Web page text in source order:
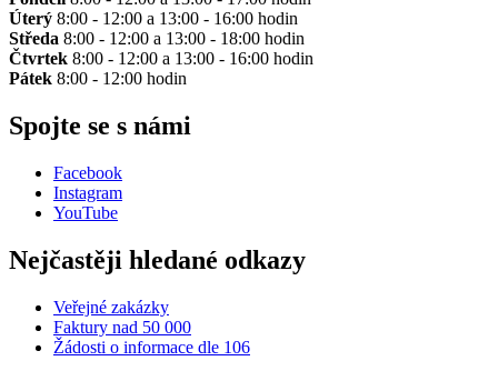
Úterý 8:00 - 12:00 a 13:00 - 16:00 hodin
Středa 8:00 - 12:00 a 13:00 - 18:00 hodin
Čtvrtek 8:00 - 12:00 a 13:00 - 16:00 hodin
Pátek 8:00 - 12:00 hodin
Spojte se s námi
Facebook
Instagram
YouTube
Nejčastěji hledané odkazy
Veřejné zakázky
Faktury nad 50 000
Žádosti o informace dle 106